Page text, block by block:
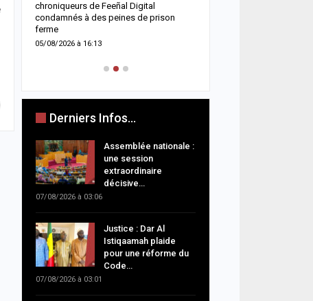
chroniqueurs de Feeñal Digital
condamnés à des peines de prison
ferme
05/08/2026 à 16:13
Derniers Infos...
Assemblée nationale :
une session
extraordinaire
décisive…
07/08/2026 à 03:06
Justice : Dar Al
Istiqaamah plaide
pour une réforme du
Code…
07/08/2026 à 03:01